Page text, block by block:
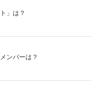
」は？
ンバーは？